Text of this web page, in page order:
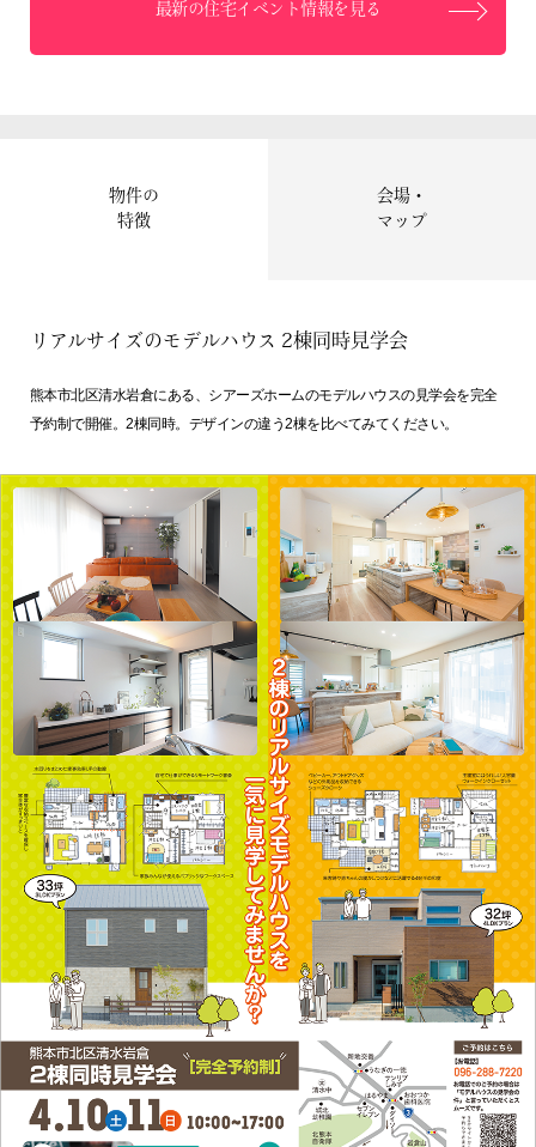
最新の住宅イベント情報を見る
物件の
特徴
会場・
マップ
リアルサイズのモデルハウス 2棟同時見学会
熊本市北区清水岩倉にある、シアーズホームのモデルハウスの見学会を完全
予約制で開催。2棟同時。デザインの違う2棟を比べてみてください。